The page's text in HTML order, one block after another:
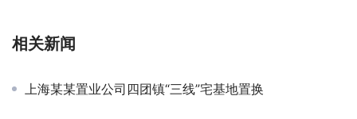
相关新闻
上海某某置业公司四团镇“三线”宅基地置换